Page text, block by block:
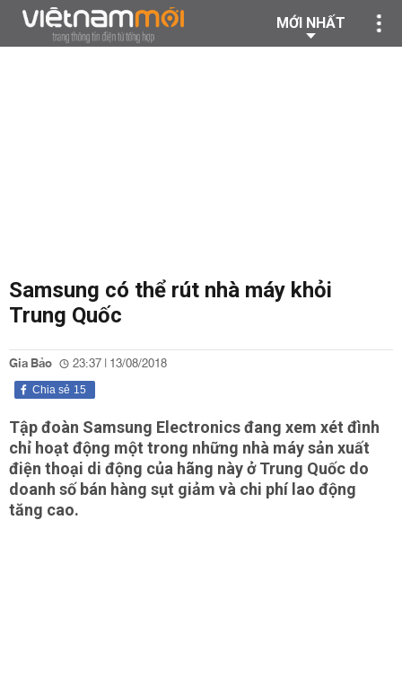
MỚI NHẤT
Samsung có thể rút nhà máy khỏi
Trung Quốc
Gia Bảo 23:37 | 13/08/2018
15
Chia sẻ
Tập đoàn Samsung Electronics đang xem xét đình
chỉ hoạt động một trong những nhà máy sản xuất
điện thoại di động của hãng này ở Trung Quốc do
doanh số bán hàng sụt giảm và chi phí lao động
tăng cao.